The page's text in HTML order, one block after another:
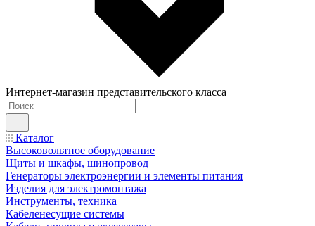
Интернет-магазин представительского класса
Каталог
Высоковольтное оборудование
Щиты и шкафы, шинопровод
Генераторы электроэнергии и элементы питания
Изделия для электромонтажа
Инструменты, техника
Кабеленесущие системы